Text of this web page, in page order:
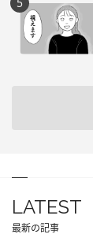
LATEST
最新の記事